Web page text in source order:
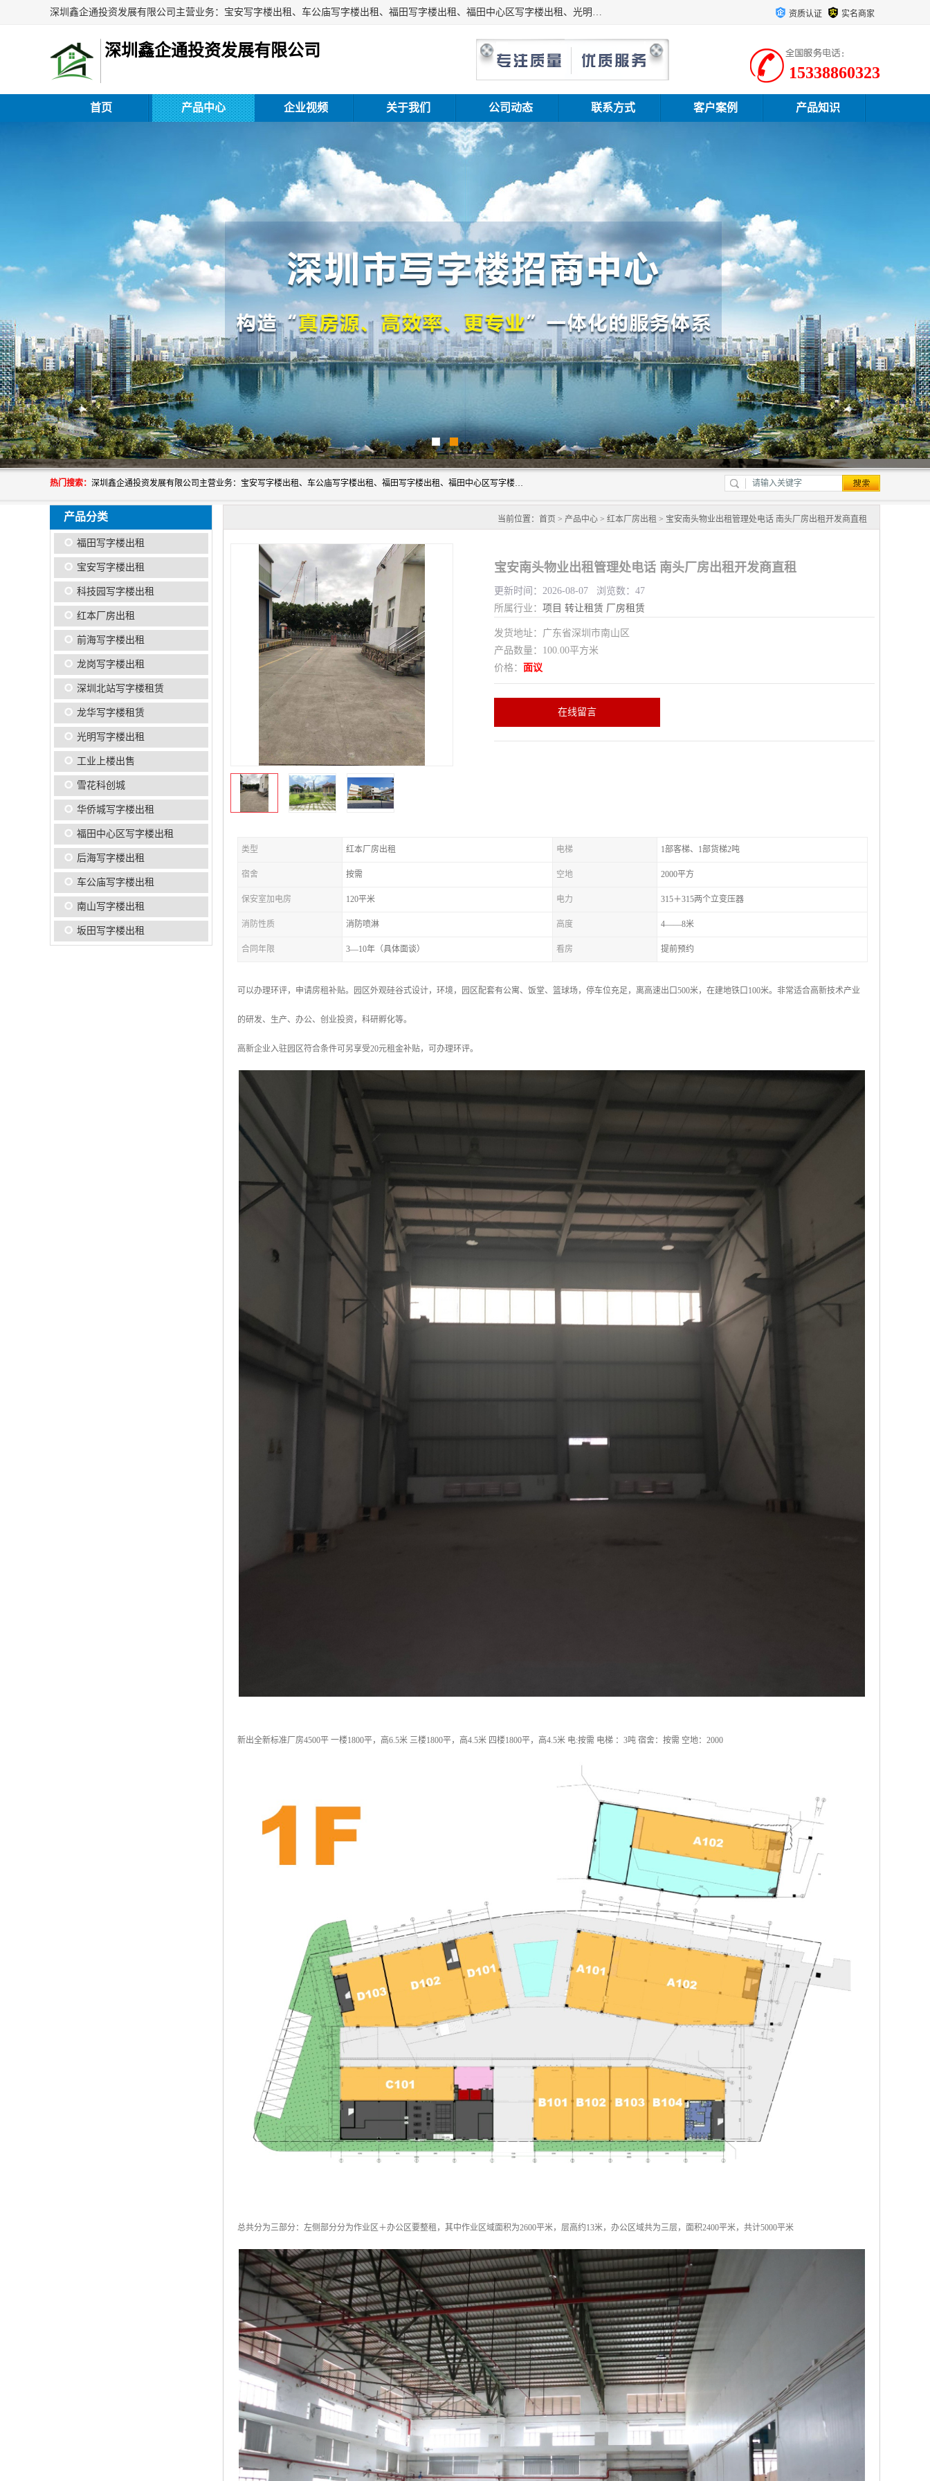
深圳鑫企通投资发展有限公司主营业务：宝安写字楼出租、车公庙写字楼出租、福田写字楼出租、福田中心区写字楼出租、光明写字楼出租、后海写字楼出租、科技园写字楼出租、南山写字楼出租等。公司专注为写字楼提供整体解决方案的化服务，依托于长期的写字楼线下运营经验和积累，以及丰富的互联网从业经验，拥有完善的服务架构体系、丰富的行业经验、与充分的销售资源。 资质认证 实名商家
深圳鑫企通投资发展有限公司
15338860323
首页 产品中心 企业视频 关于我们 公司动态 联系方式 客户案例 产品知识
热门搜索： 深圳鑫企通投资发展有限公司主营业务：宝安写字楼出租、车公庙写字楼出租、福田写字楼出租、福田中心区写字楼出租、光明写字楼出租、后海写字楼出租、科技园写字楼出租、南山写字楼出租等。公司专注为写字楼提供整体解决方案的化服务，依托于长期的写字楼线下运营经验和积累，以及丰富的互联网从业经验，拥有完善的服务架构体系、丰富的行业经验、与充分的销售资源。
产品分类
福田写字楼出租
宝安写字楼出租
科技园写字楼出租
红本厂房出租
前海写字楼出租
龙岗写字楼出租
深圳北站写字楼租赁
龙华写字楼租赁
光明写字楼出租
工业上楼出售
雪花科创城
华侨城写字楼出租
福田中心区写字楼出租
后海写字楼出租
车公庙写字楼出租
南山写字楼出租
坂田写字楼出租
当前位置： 首页 > 产品中心 > 红本厂房出租 > 宝安南头物业出租管理处电话 南头厂房出租开发商直租
宝安南头物业出租管理处电话 南头厂房出租开发商直租
更新时间：2026-08-07 浏览数：47
所属行业： 项目 转让租赁 厂房租赁
发货地址：广东省深圳市南山区
产品数量：100.00平方米
价格： 面议
在线留言
类型 红本厂房出租 电梯 1部客梯、1部货梯2吨
宿舍 按需 空地 2000平方
保安室加电房 120平米 电力 315＋315两个立变压器
消防性质 消防喷淋 高度 4——8米
合同年限 3—10年（具体面谈） 看房 提前预约
可以办理环评，申请房租补贴。园区外观硅谷式设计，环境，园区配套有公寓、饭堂、篮球场，停车位充足，离高速出口500米，在建地铁口100米。非常适合高新技术产业
的研发、生产、办公、创业投资，科研孵化等。
高新企业入驻园区符合条件可另享受20元租金补贴，可办理环评。
新出全新标准厂房4500平 一楼1800平，高6.5米 三楼1800平，高4.5米 四楼1800平，高4.5米 电:按需 电梯 ：3吨 宿舍：按需 空地：2000
总共分为三部分：左侧部分分为作业区＋办公区要整租，其中作业区域面积为2600平米，层高约13米，办公区域共为三层，面积2400平米，共计5000平米